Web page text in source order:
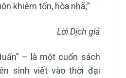
khiêm tốn, hòa nhã;”
Lời Dịch giả
– là một cuốn sách
sinh viết vào thời đại